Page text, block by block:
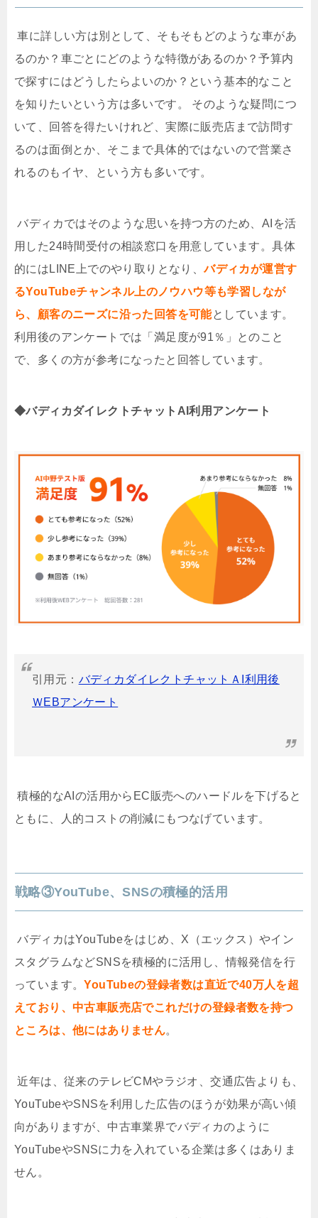
車に詳しい方は別として、そもそもどのような車があ
るのか？車ごとにどのような特徴があるのか？予算内
で探すにはどうしたらよいのか？という基本的なこと
を知りたいという方は多いです。
そのような疑問につ
いて、回答を得たいけれど、実際に販売店まで訪問す
るのは面倒とか、そこまで具体的ではないので営業さ
れるのもイヤ、という方も多いです。
バディカではそのような思いを持つ方のため、 AI を活
用した24時間受付の相談窓口を用意しています。具体
的には LINE 上でのやり取りとなり、バディカが運営す
るYouTubeチャンネル上のノウハウ等も学習しなが
ら、顧客のニーズに沿った回答を可能としています。
利用後のアンケートでは「満足度が91 ％」とのこと
で、多くの方が参考になったと回答しています。
◆バディカダイレクトチャットAI利用アンケート
引用元： バディカダイレクトチャットＡ 利用後
ＷEBアンケート
積極的なAI の活用から EC販売へのハードルを下げると
ともに、人的コストの削減にもつなげています。
戦略③YouTube、SNSの積極的活用
バディカはYouTubeをはじめ、X （エックス）やイン
スタグラムなどSNSを積極的に活用し、情報発信を行
っています。YouTubeの登録者数は直近で40万人を超
えており、中古車販売店でこれだけの登録者数を持つ
ところは、他にはありません。
近年は、従来のテレビCMやラジオ、交通広告よりも、
YouTubeやSNSを利用した広告のほうが効果が高い傾
向がありますが、中古車業界でバディカのように
YouTubeやSNSに力を入れている企業は多くはありま
せん。